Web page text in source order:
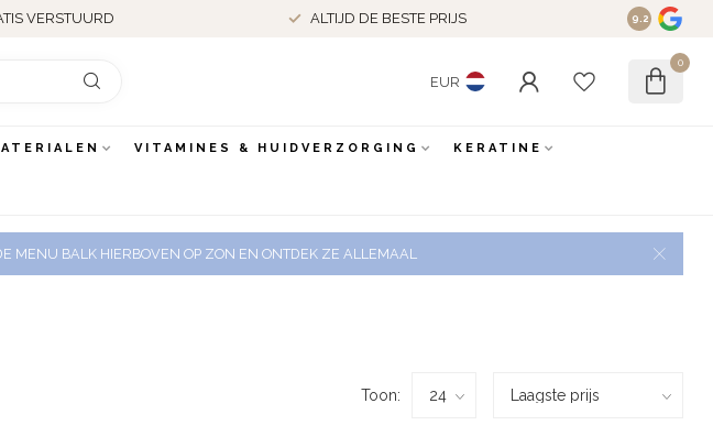
VERSTUURD ALTIJD DE BESTE PRIJS 9.2
EUR
0
VITAMINES & HUIDVERZORGING KERATINE
MENU BALK HIERBOVEN OP ZON EN ONTDEK ZE ALLEMAAL
Toon: